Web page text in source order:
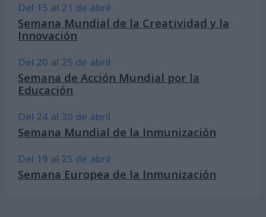
Del 15 al 21 de abril
Semana Mundial de la Creatividad y la
Innovación
Del 20 al 25 de abril
Semana de Acción Mundial por la
Educación
Del 24 al 30 de abril
Semana Mundial de la Inmunización
Del 19 al 25 de abril
Semana Europea de la Inmunización